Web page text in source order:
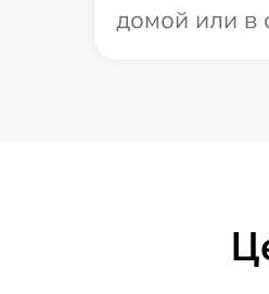
домой или в